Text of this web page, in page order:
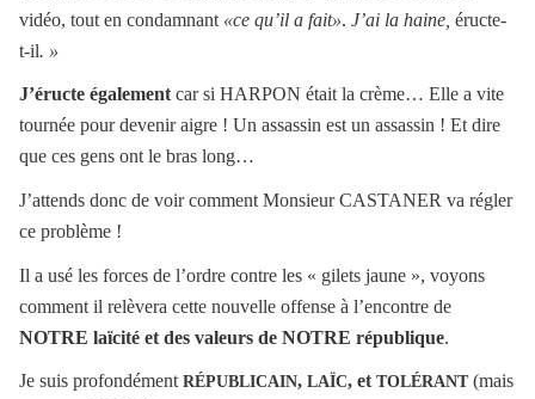
vidéo, tout en condamnant «ce qu’il a fait». J’ai la haine, éructe-
t-il. »
J’éructe égalementcar si HARPON était la crème… Elle a vite
tournée pour devenir aigre ! Un assassin est un assassin ! Et dire
que ces gens ont le bras long…
J’attends donc de voir comment Monsieur CASTANER va régler
ce problème !
Il a usé les forces de l’ordre contre les « gilets jaune », voyons
comment il relèvera cette nouvelle offense à l’encontre de
NOTRE laïcité et des valeurs de NOTRE république.
Je suis profondément RÉPUBLICAIN, LAÏC, et TOLÉRANT(mais